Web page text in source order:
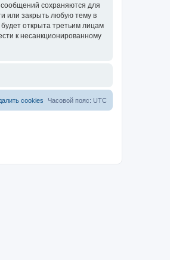
сохраняются для
или закрыть любую тему в
открыта третьим лицам
к несанкционированному
Часовой пояс: UTC
cookies